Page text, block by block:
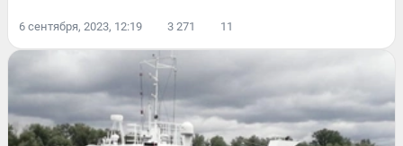
6 сентября, 2023, 12:19 3 271 11